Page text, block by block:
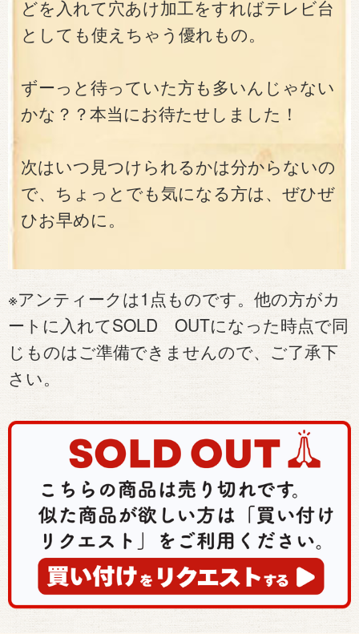
どを入れて穴あけ加工をすればテレビ台
としても使えちゃう優れもの。
ずーっと待っていた方も多いんじゃない
かな？？本当にお待たせしました！
次はいつ見つけられるかは分からないの
で、ちょっとでも気になる方は、ぜひぜ
ひお早めに。
※アンティークは1点ものです。他の方がカ
ートに入れてSOLD OUTになった時点で同
じものはご準備できませんので、ご了承下
さい。